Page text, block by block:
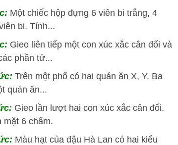
Một chiếc hộp đựng 6 viên bi trắng, 4
bi. Tính...
Gieo liên tiếp một con xúc xắc cân đối và
phần tử...
Trên một phố có hai quán ăn X, Y. Ba
quán ăn...
Gieo lần lượt hai con xúc xắc cân đối.
mặt 6 chấm.
Màu hạt của đậu Hà Lan có hai kiểu